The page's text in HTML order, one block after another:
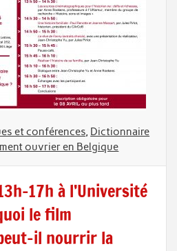
et conférences, Dictionnaire
ouvrier en Belgique
17h à l’Université
le film
il nourrir la